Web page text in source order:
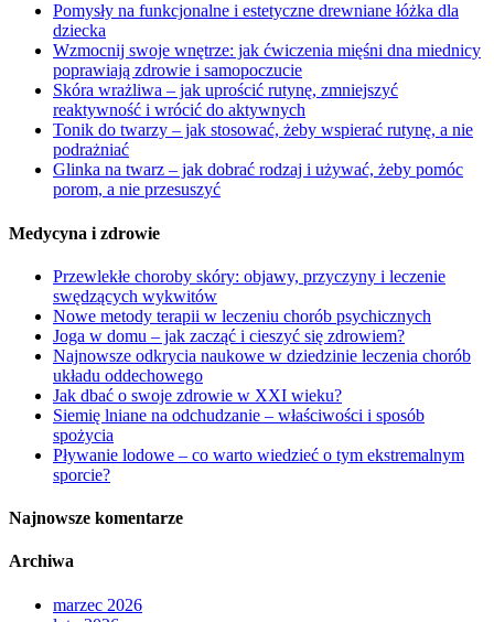
Pomysły na funkcjonalne i estetyczne drewniane łóżka dla
dziecka
Wzmocnij swoje wnętrze: jak ćwiczenia mięśni dna miednicy
poprawiają zdrowie i samopoczucie
Skóra wrażliwa – jak uprościć rutynę, zmniejszyć
reaktywność i wrócić do aktywnych
Tonik do twarzy – jak stosować, żeby wspierać rutynę, a nie
podrażniać
Glinka na twarz – jak dobrać rodzaj i używać, żeby pomóc
porom, a nie przesuszyć
Medycyna i zdrowie
Przewlekłe choroby skóry: objawy, przyczyny i leczenie
swędzących wykwitów
Nowe metody terapii w leczeniu chorób psychicznych
Joga w domu – jak zacząć i cieszyć się zdrowiem?
Najnowsze odkrycia naukowe w dziedzinie leczenia chorób
układu oddechowego
Jak dbać o swoje zdrowie w XXI wieku?
Siemię lniane na odchudzanie – właściwości i sposób
spożycia
Pływanie lodowe – co warto wiedzieć o tym ekstremalnym
sporcie?
Najnowsze komentarze
Archiwa
marzec 2026